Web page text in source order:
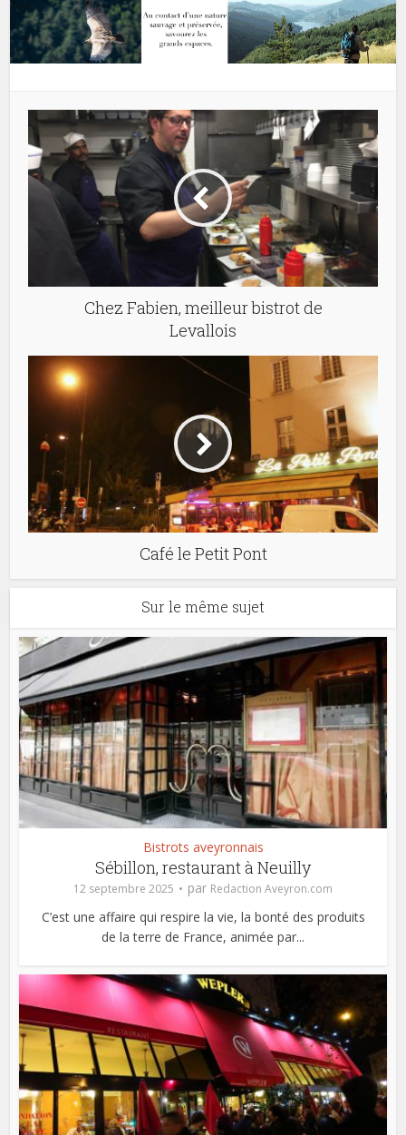
Chez Fabien, meilleur bistrot de
Levallois
Café le Petit Pont
Sur le même sujet
Bistrots aveyronnais
Sébillon, restaurant à Neuilly
12 septembre 2025 par Redaction Aveyron.com
C’est une affaire qui respire la vie, la bonté des produits
de la terre de France, animée par...